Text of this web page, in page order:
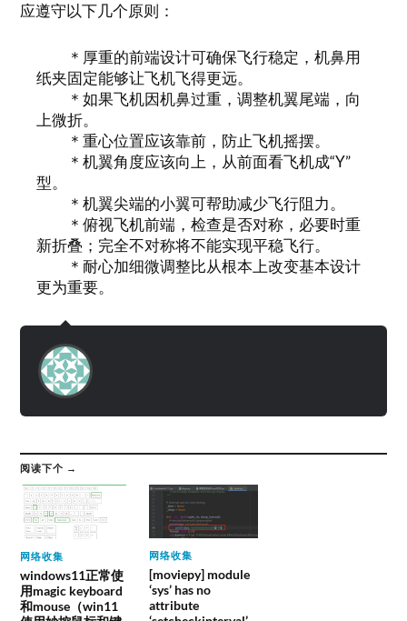
应遵守以下几个原则：
＊厚重的前端设计可确保飞行稳定，机鼻用
纸夹固定能够让飞机飞得更远。
＊如果飞机因机鼻过重，调整机翼尾端，向
上微折。
＊重心位置应该靠前，防止飞机摇摆。
＊机翼角度应该向上，从前面看飞机成“Y”
型。
＊机翼尖端的小翼可帮助减少飞行阻力。
＊俯视飞机前端，检查是否对称，必要时重
新折叠；完全不对称将不能实现平稳飞行。
＊耐心加细微调整比从根本上改变基本设计
更为重要。
阅读下个 →
网络收集
windows11正常使
用magic keyboard
和mouse（win11
网络收集
[moviepy] module
‘sys’ has no
attribute